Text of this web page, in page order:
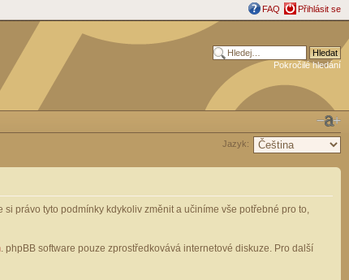
FAQ Přihlásit se
Pokročilé hledání
Jazyk:
právo tyto podmínky kdykoliv změnit a učiníme vše potřebné pro to,
. phpBB software pouze zprostředkovává internetové diskuze. Pro další